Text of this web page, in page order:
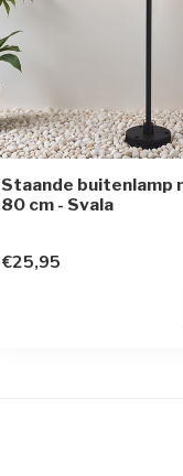
Staande buitenlamp
80 cm - Svala
€25,95